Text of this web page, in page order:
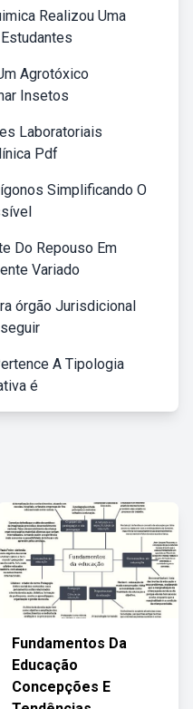
Realizou Uma
Agrotóxico
Insetos
Laboratoriais
Pdf
Simplificando O
Do Repouso Em
Variado
órgão Jurisdicional
A Tipologia
é
Fundamentos Da
Educação
Concepções E